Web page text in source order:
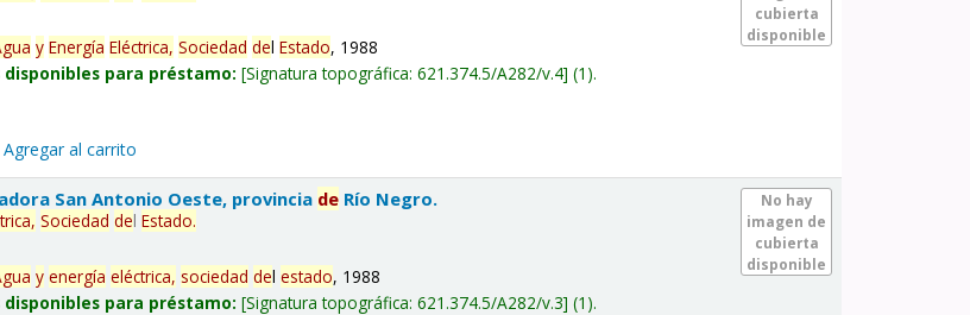
cubierta
disponible
y Energía Eléctrica, Sociedad delEstado, 1988
disponibles para préstamo: Signatura topográfica:621.374.5/A282/v.4 (1).
Agregar al carrito
No hay
imagen de
cubierta
disponible
San Antonio Oeste, provincia de Río Negro.
Sociedad delEstado.
y energía eléctrica, sociedad delestado, 1988
disponibles para préstamo: Signatura topográfica:621.374.5/A282/v.3 (1).